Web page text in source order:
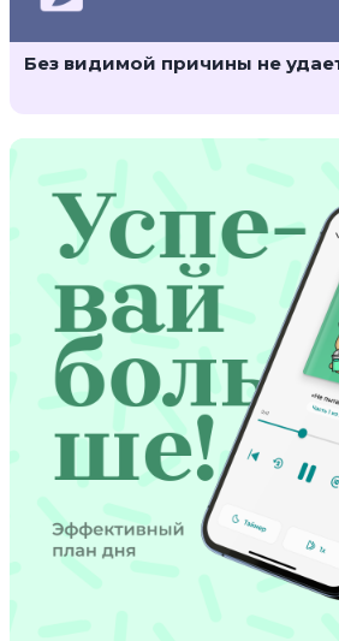
Без видимой причины не